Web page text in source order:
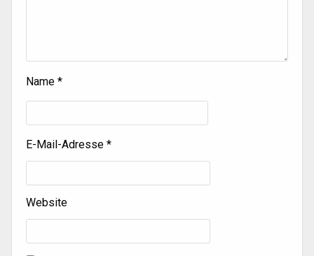
Name *
E-Mail-Adresse *
Website